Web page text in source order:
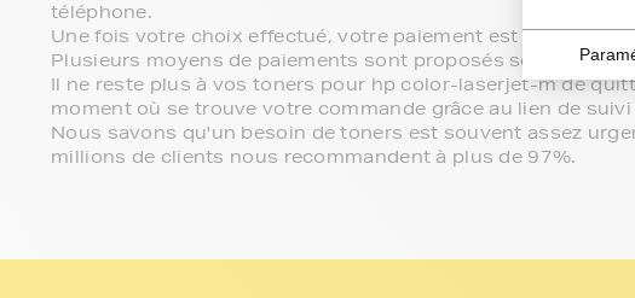
téléphone.
Une fois votre choix effectué, votre paiement est effectué
Plusieurs moyens de paiements sont proposés selon vos
Il ne reste plus à vos toners pour hp color-laserjet-m de
moment où se trouve votre commande grâce au lien de
Nous savons qu'un besoin de toners est souvent assez
millions de clients nous recommandent à plus de 97%.